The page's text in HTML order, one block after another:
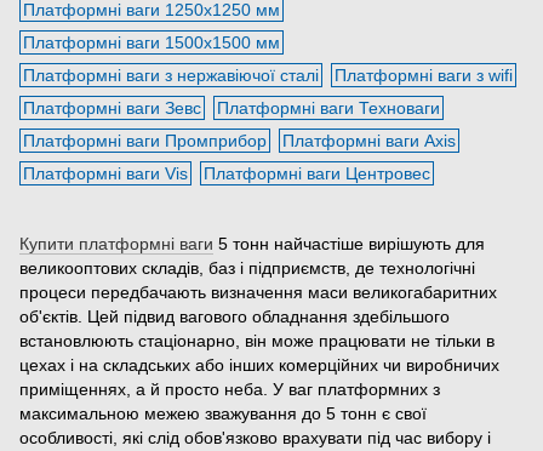
Платформні ваги 1250х1250 мм
Платформні ваги 1500х1500 мм
Платформні ваги з нержавіючої сталі
Платформні ваги з wifi
Платформні ваги Зевс
Платформні ваги Техноваги
Платформні ваги Промприбор
Платформні ваги Axis
Платформні ваги Vis
Платформні ваги Центровес
Купити платформні ваги 5 тонн найчастіше вирішують для
великооптових складів, баз і підприємств, де технологічні
процеси передбачають визначення маси великогабаритних
об'єктів. Цей підвид вагового обладнання здебільшого
встановлюють стаціонарно, він може працювати не тільки в
цехах і на складських або інших комерційних чи виробничих
приміщеннях, а й просто неба. У ваг платформних з
максимальною межею зважування до 5 тонн є свої
особливості, які слід обов'язково врахувати під час вибору і